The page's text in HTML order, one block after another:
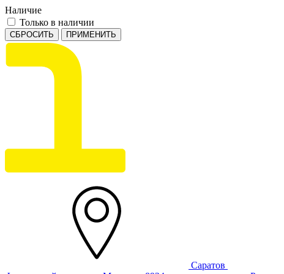
Наличие
Только в наличии
СБРОСИТЬ ПРИМЕНИТЬ
Саратов